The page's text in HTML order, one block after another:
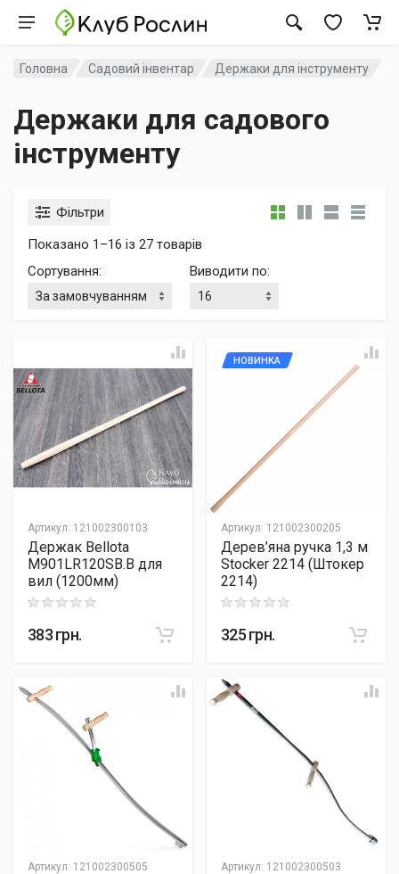
Головна Садовий інвентар Держаки для інструменту
Держаки для садового
інструменту
Фільтри
Показано 1–16 із 27 товарів
Сортування: Виводити по:
Артикул: 121002300103
Держак Bellota
M901LR120SB.B для
вил (1200мм)
Rating: 0 out of 5
383грн.
Артикул: 121002300205
НОВИНКА
Дерев’яна ручка 1,3 м
Stocker 2214 (Штокер
2214)
Rating: 0 out of 5
325грн.
Артикул: 121002300505 Артикул: 121002300503